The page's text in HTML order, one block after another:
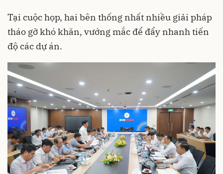
Tại cuộc họp, hai bên thống nhất nhiều giải pháp
tháo gỡ khó khăn, vướng mắc để đẩy nhanh tiến
độ các dự án.